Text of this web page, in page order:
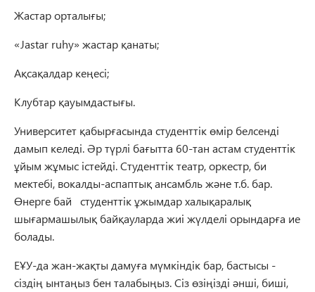
Жастар орталығы;
«Jastar ruhy» жастар қанаты;
Ақсақалдар кеңесі;
Клубтар қауымдастығы.
Университет қабырғасында студенттік өмір белсенді
дамып келеді. Әр түрлі бағытта 60-тан астам студенттік
ұйым жұмыс істейді. Студенттік театр, оркестр, би
мектебі, вокалды-аспаптық ансамбль және т.б. бар.
Өнерге бай студенттік ұжымдар халықаралық
шығармашылық байқауларда жиі жүлделі орындарға ие
болады.
ЕҰУ-да жан-жақты дамуға мүмкіндік бар, бастысы -
сіздің ынтаңыз бен талабыңыз. Сіз өзіңізді әнші, биші,